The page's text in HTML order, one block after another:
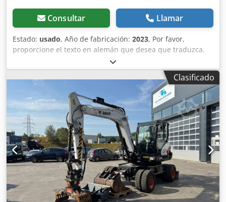
Consultar Llamar
Estado: usado, Año de fabricación: 2023, Por favor,
proporcione el texto en alemán que desea que traduzca.
Clasificado